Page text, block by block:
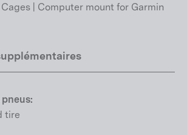
| Computer mount for Garmin
tire